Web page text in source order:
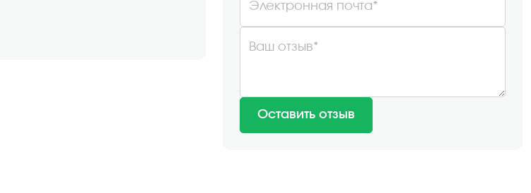
Электронная почта*
Ваш отзыв*
Оставить отзыв